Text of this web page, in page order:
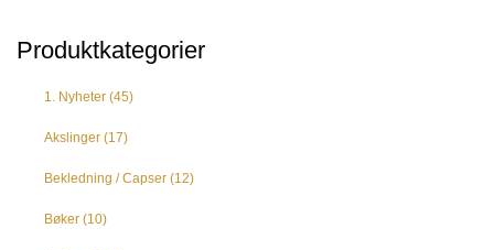
Produktkategorier
1. Nyheter (45)
Akslinger (17)
Bekledning / Capser (12)
Bøker (10)